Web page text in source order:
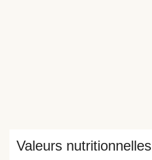
Valeurs nutritionnelles